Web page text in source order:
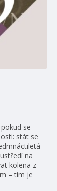
se
stát se
na
kolena z
– tím je